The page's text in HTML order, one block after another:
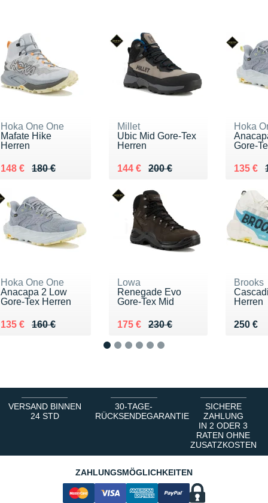
Hoka One One
Mafate Hike
Herren
180 €
Au lieu de 180 €
148 €
Vendu 148 €
Millet
Ubic Mid Gore-Tex
Herren
200 €
Au lieu de 200 €
144 €
Vendu 144 €
Hoka
Gore-
Au lieu
135 €
Vendu
Hoka One One
Anacapa 2 Low
Gore-Tex Herren
160 €
Au lieu de 160 €
135 €
Vendu 135 €
Lowa
Renegade Evo
Gore-Tex Mid
230 €
Au lieu de 230 €
175 €
Vendu 175 €
Brooks
Herren
250 €
Vendu
VERSAND BINNEN
24 STD
30-TAGE-
RÜCKSENDEGARANTIE
SICHERE
ZAHLUNG
IN 2 ODER 3
RATEN OHNE
ZUSATZKOSTEN
ZAHLUNGSMÖGLICHKEITEN